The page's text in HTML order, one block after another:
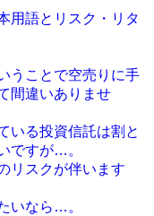
用語とリスク・リタ
うことで空売りに手
間違いありませ
いる投資信託は割と
ですが…。
リスクが伴います
いなら…。